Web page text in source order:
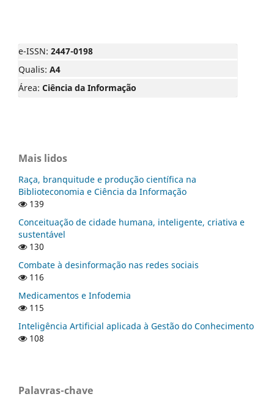
e-ISSN: 2447-0198
Qualis: A4
Área: Ciência da Informação
Mais lidos
Raça, branquitude e produção científica na
Biblioteconomia e Ciência da Informação
139
Conceituação de cidade humana, inteligente, criativa e
sustentável
130
Combate à desinformação nas redes sociais
116
Medicamentos e Infodemia
115
Inteligência Artificial aplicada à Gestão do Conhecimento
108
Palavras-chave